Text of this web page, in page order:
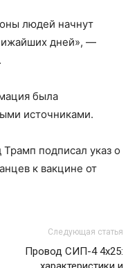
людей начнут
дней», —
была
источниками.
подписал указ о
к вакцине от
Следующая статья
Провод СИП-4 4х25: